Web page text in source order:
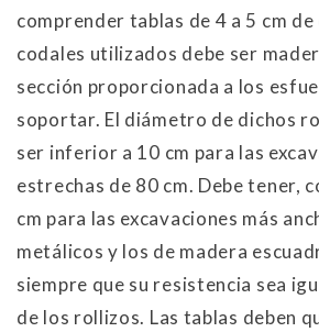
comprender tablas de 4 a 5 cm
codales utilizados debe ser
sección proporcionada a los
soportar. El diámetro de dichos
ser inferior a 10 cm para las
estrechas de 80 cm. Debe tener,
cm para las excavaciones más
metálicos y los de madera
siempre que su resistencia sea
de los rollizos. Las tablas deben